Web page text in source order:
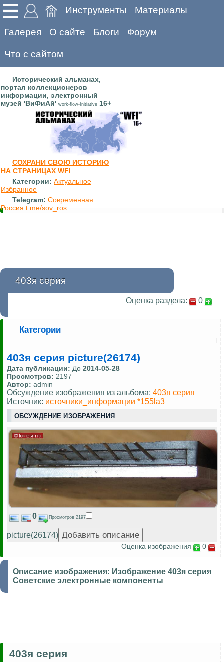
Инструменты Материалы
Галерея О сайте Блоги Форум
Что с сайтом
Исторический альманах,
портал коллекционеров
информации, электронный
музей 'ВиФиАй' work-flow-Initiative 16+
СОХРАНИ СВОЮ ИСТОРИЮ
НА СТРАНИЦАХ WFI
Категории: Актуальное
Избранное
Telegram: Современная
Россия t.me/sov_ros
403я серия
Оценка раздела: 0
Категории
403я серия picture(26174)
Дата публикации: До 2014-05-28
Просмотров: 2197
Автор: admin
Обсуждение изображения из альбома: 403я серия
Источник: источники_информации *155la3
ОБСУЖДЕНИЕ ИЗОБРАЖЕНИЯ
0 Просмотров 2197
picture(26174)
Оценка изображения 0
Описание изображения: Изображение 403я серия
Советские электронные компоненты
403я серия